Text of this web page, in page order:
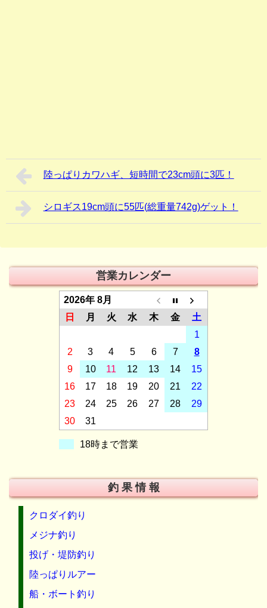
陸っぱりカワハギ、短時間で23cm頭に3匹！
シロギス19cm頭に55匹(総重量742g)ゲット！
営業カレンダー
2026年 8月
日
月 火 水 木 金
土
1
2
3 4 5 6 7
8
9
10 11 12 13 14
15
16
17 18 19 20 21
22
23
24 25 26 27 28
29
30
31
18時まで営業
釣 果 情 報
クロダイ釣り
メジナ釣り
投げ・堤防釣り
陸っぱりルアー
船・ボート釣り